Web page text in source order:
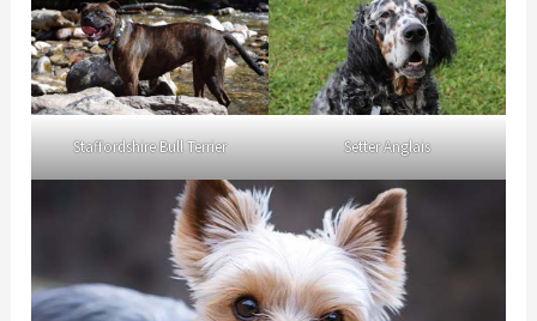
Staffordshire Bull Terrier Setter Anglais